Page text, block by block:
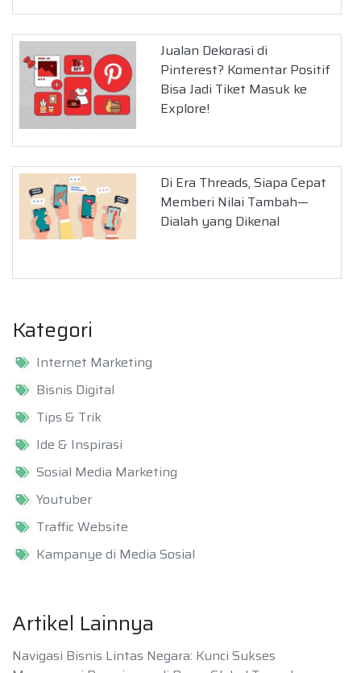
Jualan Dekorasi di
Pinterest? Komentar Positif
Bisa Jadi Tiket Masuk ke
Explore!
Di Era Threads, Siapa Cepat
Memberi Nilai Tambah—
Dialah yang Dikenal
Kategori
Internet Marketing
Bisnis Digital
Tips & Trik
Ide & Inspirasi
Sosial Media Marketing
Youtuber
Traffic Website
Kampanye di Media Sosial
Artikel Lainnya
Navigasi Bisnis Lintas Negara: Kunci Sukses